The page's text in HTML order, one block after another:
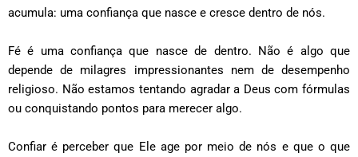
acumula: uma confiança que nasce e cresce dentro de nós.
Fé é uma confiança que nasce de dentro. Não é algo que
depende de milagres impressionantes nem de desempenho
religioso. Não estamos tentando agradar a Deus com fórmulas
ou conquistando pontos para merecer algo.
Confiar é perceber que Ele age por meio de nós e que o que